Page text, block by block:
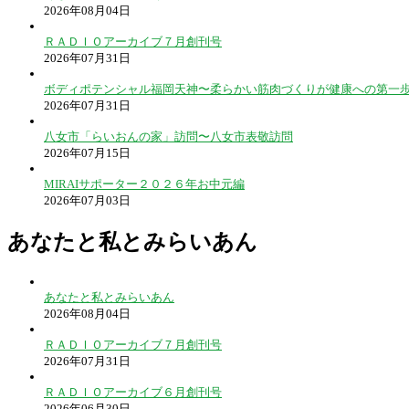
2026年08月04日
ＲＡＤＩＯアーカイブ７月創刊号
2026年07月31日
ボディポテンシャル福岡天神〜柔らかい筋肉づくりが健康への第一
2026年07月31日
八女市「らいおんの家」訪問〜八女市表敬訪問
2026年07月15日
MIRAIサポーター２０２６年お中元編
2026年07月03日
あなたと私とみらいあん
あなたと私とみらいあん
2026年08月04日
ＲＡＤＩＯアーカイブ７月創刊号
2026年07月31日
ＲＡＤＩＯアーカイブ６月創刊号